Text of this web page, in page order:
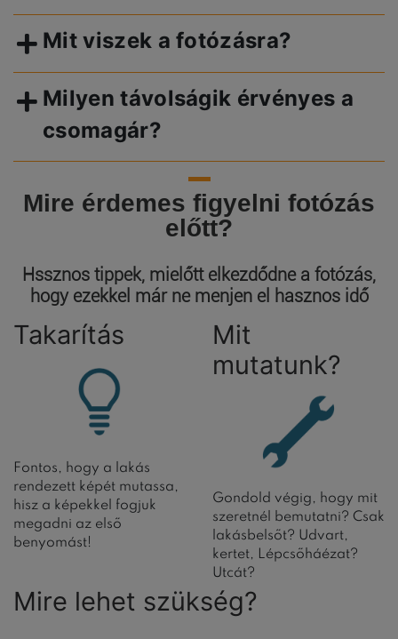
Mit viszek a fotózásra?
Milyen távolságik érvényes a
csomagár?
Mire érdemes figyelni fotózás
előtt?
Hssznos tippek, mielőtt elkezdődne a fotózás,
hogy ezekkel már ne menjen el hasznos idő
Takarítás
Fontos, hogy a lakás
rendezett képét mutassa,
hisz a képekkel fogjuk
megadni az első
benyomást!
Mit
mutatunk?
Gondold végig, hogy mit
szeretnél bemutatni? Csak
lakásbelsőt? Udvart,
kertet, Lépcsőháézat?
Utcát?
Mire lehet szükség?